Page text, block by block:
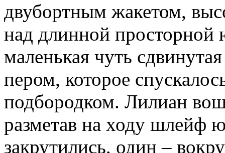
двубортным жакетом,
над длинной просторной
маленькая чуть
пером, которое
подбородком. Лилиан
разметав на ходу шлейф
закрутились, один –